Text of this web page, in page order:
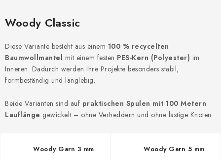
Woody Classic
Diese Variante besteht aus einem 100 % recycelten
Baumwollmantel mit einem festen PES-Kern (Polyester) im
Inneren. Dadurch werden Ihre Projekte besonders stabil,
formbeständig und langlebig.
Beide Varianten sind auf praktischen Spulen mit 100 Metern
Lauflänge gewickelt – ohne Verheddern und ohne lästige Knoten.
Woody Garn 3 mm Woody Garn 5 mm